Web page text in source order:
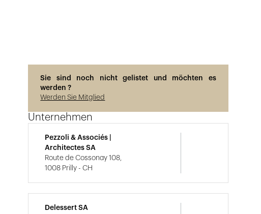
Sie sind noch nicht gelistet und möchten es
werden ?
Werden Sie Mitglied
Unternehmen
Pezzoli & Associés |
Architectes SA
Route de Cossonay 108,
1008 Prilly - CH
Delessert SA